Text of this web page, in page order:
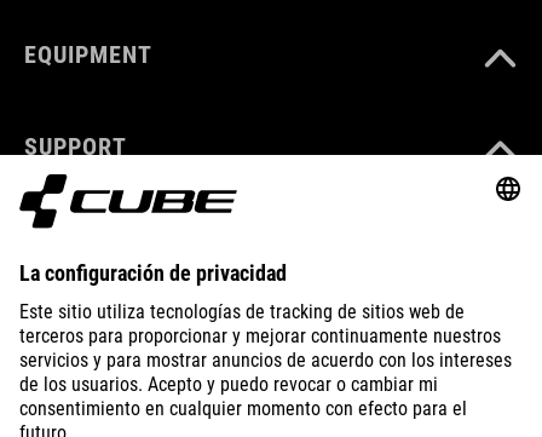
EQUIPMENT
SUPPORT
ÜBER UNS
ENTDECKEN